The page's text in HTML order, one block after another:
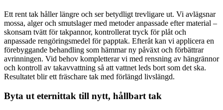
Ett rent tak håller längre och ser betydligt trevligare ut. Vi avlägsnar
mossa, alger och smutslager med metoder anpassade efter material –
skonsam tvätt för takpannor, kontrollerat tryck för plåt och
anpassade rengöringsmedel för papptak. Efteråt kan vi applicera en
förebyggande behandling som hämmar ny påväxt och förbättrar
avrinningen. Vid behov kompletterar vi med rensning av hängrännor
och kontroll av takavvattning så att vattnet leds bort som det ska.
Resultatet blir ett fräschare tak med förlängd livslängd.
Byta ut eternittak till nytt, hållbart tak